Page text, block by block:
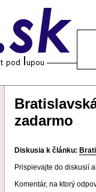
zadarmo
Diskusia k článku:
Prispievajte do diskusií
Komentár, na ktorý